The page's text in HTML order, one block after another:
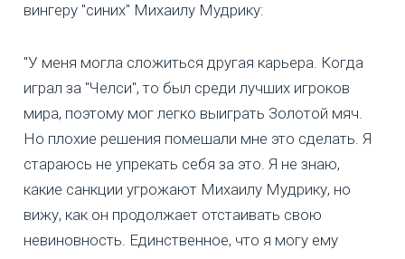
вингеру "синих" Михаилу Мудрику:
"У меня могла сложиться другая карьера. Когда
играл за "Челси", то был среди лучших игроков
мира, поэтому мог легко выиграть Золотой мяч.
Но плохие решения помешали мне это сделать. Я
стараюсь не упрекать себя за это. Я не знаю,
какие санкции угрожают Михаилу Мудрику, но
вижу, как он продолжает отстаивать свою
невиновность. Единственное, что я могу ему